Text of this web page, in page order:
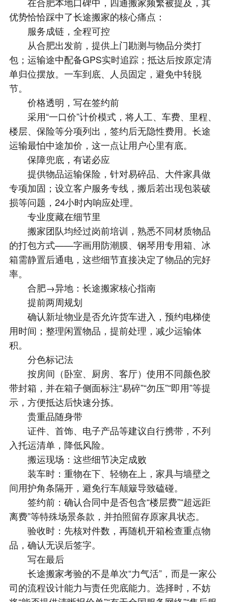
优势恰恰踩中了长途搬家的核心痛点：
服务成链，全程可控
从合肥出发前，提供上门勘测与物品分类打
包；运输途中配备GPS实时追踪；抵达后按原定清
单归位摆放。一车到底、人员固定，避免中转脱
节。
价格透明，写在签约前
采用“一口价”计价模式，将人工、车费、里程、
楼层、保险等分项列出，签约后无隐性费用。长途
运输最怕中途加价，这一点让用户心里有底。
保障兜底，有诺必应
提供物品运输保险，针对易碎品、大件家具做
专项加固；设立客户服务专线，搬后若出现包装破
损等问题，24小时内响应处理。
专业度藏在细节里
搬家团队均经过岗前培训，熟悉不同材质物品
的打包方式——字画用防潮膜、钢琴用专用箱、冰
箱需静置后通电，这些细节直接决定了物品的完好
率。
合肥→异地：长途搬家核心指南
提前两周规划
确认新址物业是否允许货车进入，预约电梯使
用时间；整理闲置物品，提前处理，减少运输体
积。
分色标记法
按房间（卧室、厨房、客厅）使用不同颜色胶
带封箱，并在箱子侧面标注“易碎”“勿压”“即用”等提
示，方便抵达后快速分拣。
贵重品随身带
证件、首饰、电子产品等建议自行携带，不列
入托运清单，降低风险。
搬运现场：这些细节决定成败
装车时：重物在下、轻物在上，家具与墙壁之
间用护角条隔开，避免行车颠簸导致磕碰。
签约前：确认合同中是否包含“楼层费”“超远距
离费”等特殊场景条款，并拍照留存原家具状态。
验收时：先核对件数，再随机开箱检查重点物
品，确认无误后签字。
写在最后
长途搬家考验的不是单次“力气活”，而是一家公
司的流程设计能力与责任兜底能力。选择时，不妨